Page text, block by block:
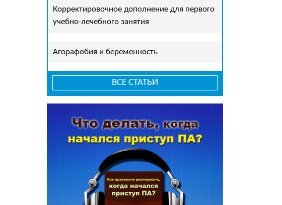
Корректировочное дополнение для первого
учебно-лечебного занятия
Агорафобия и беременность
ВСЕ СТАТЬИ